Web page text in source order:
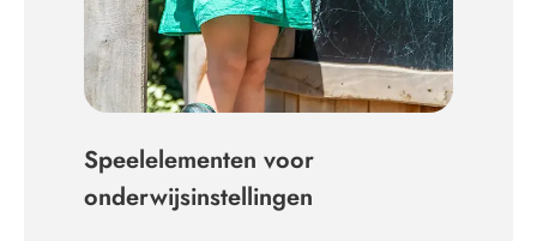
Speelelementen voor
onderwijsinstellingen